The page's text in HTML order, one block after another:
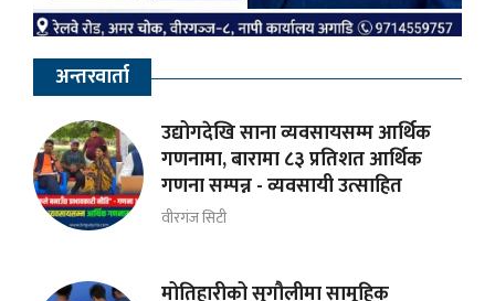
अन्तरवार्ता
उद्योगदेखि साना व्यवसायसम्म आर्थिक
गणनामा, बारामा ८३ प्रतिशत आर्थिक
गणना सम्पन्न - व्यवसायी उत्साहित
वीरगंज सिटी